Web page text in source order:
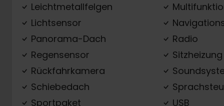
Leichtmetallfelgen
Lichtsensor
Panorama-Dach
Regensensor
Rückfahrkamera
Schiebedach
Sportpaket
Radio
Sitzheizung
USB